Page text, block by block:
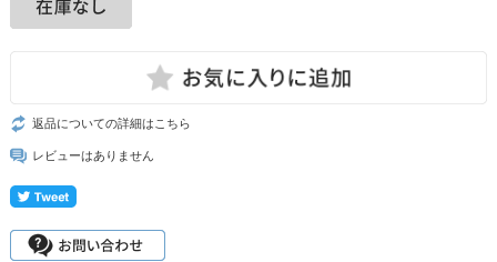
返品についての詳細はこちら
レビューはありません